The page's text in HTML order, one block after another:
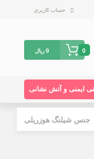
حساب کاربری
0 ریال 0
ایمنی و آتش نشانی
جنس شیلنگ هوزریلی